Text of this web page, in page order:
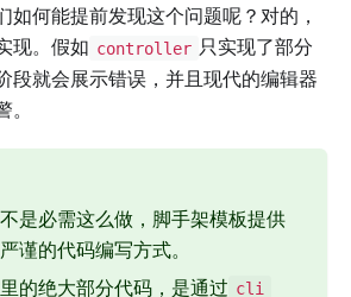
如何能提前发现这个问题呢？对的，
现。假如 controller 只实现了部分
段就会展示错误，并且现代的编辑器
是必需这么做，脚手架模板提供
谨的代码编写方式。
的绝大部分代码，是通过 cli